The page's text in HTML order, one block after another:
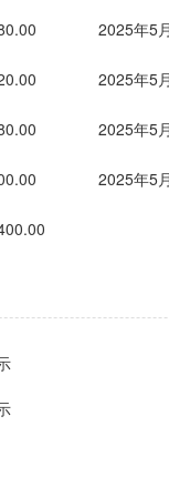
2025年5
2025年5
2025年5
2025年5